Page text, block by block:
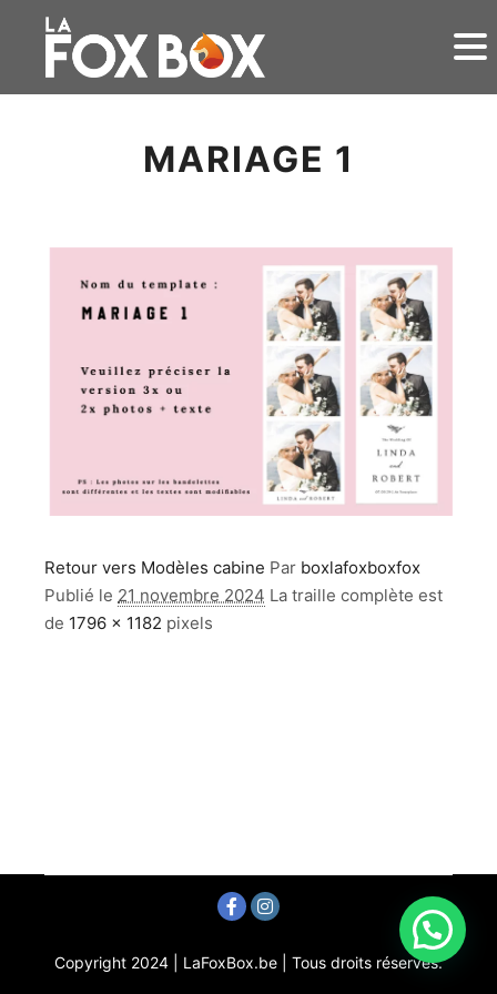
MARIAGE 1
Retour vers Modèles cabine Par boxlafoxboxfox
Publié le 21 novembre 2024 La traille complète est
de 1796 × 1182 pixels
Copyright 2024 | LaFoxBox.be | Tous droits réservés.